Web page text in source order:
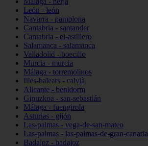
León - león
Navarra - pamplona
Cantabria - santander
Cantabria - el-astillero
Salamanca - salamanca
Valladolid - boecillo
Murcia - murcia
Málaga - torremolinos
Illes-balears - calvià
Alicante - benidorm
Gipuzkoa - san-sebastián
Málaga - fuengirola
Asturias - gijón
Las-palmas - vega-de-san-mateo
Las-palmas - las-palmas-de-gran-canaria
Badajoz - badajoz